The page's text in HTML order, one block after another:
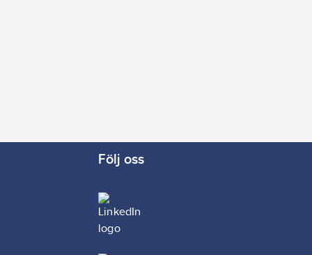
Följ oss